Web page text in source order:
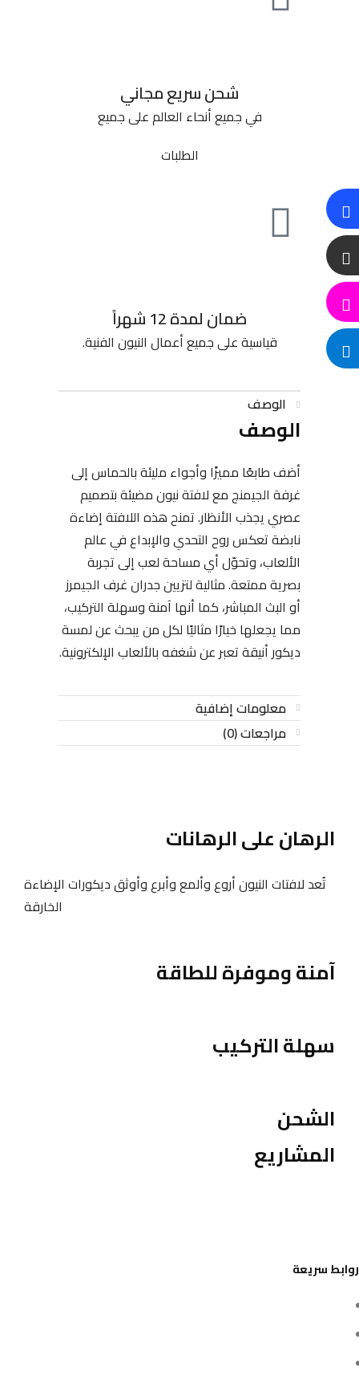
شحن سريع مجاني
في جميع أنحاء العالم على جميع
الطلبات
ضمان لمدة 12 شهراً
قياسية على جميع أعمال النيون الفنية.
الوصف
الوصف
أضف طابعًا مميزًا وأجواء مليئة بالحماس إلى
غرفة الجيمنج مع لافتة نيون مضيئة بتصميم
عصري يجذب الأنظار. تمنح هذه اللافتة إضاءة
نابضة تعكس روح التحدي والإبداع في عالم
الألعاب، وتحوّل أي مساحة لعب إلى تجربة
بصرية ممتعة. مثالية لتزيين جدران غرف الجيمرز
أو البث المباشر، كما أنها آمنة وسهلة التركيب،
مما يجعلها خيارًا مثاليًا لكل من يبحث عن لمسة
ديكور أنيقة تعبر عن شغفه بالألعاب الإلكترونية.
معلومات إضافية
مراجعات (0)
الرهان على الرهانات
تُعد لافتات النيون أروع وألمع وأبرع وأوثق ديكورات الإضاءة
الخارقة
آمنة وموفرة للطاقة
سهلة التركيب
الشحن
المشاريع
روابط سريعة